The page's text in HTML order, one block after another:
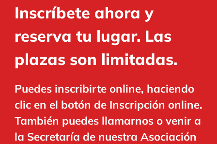
Inscríbete ahora y
reserva tu lugar. Las
plazas son limitadas.
Puedes inscribirte online, haciendo
clic en el botón de Inscripción online.
También puedes llamarnos o venir a
la Secretaría de nuestra Asociación